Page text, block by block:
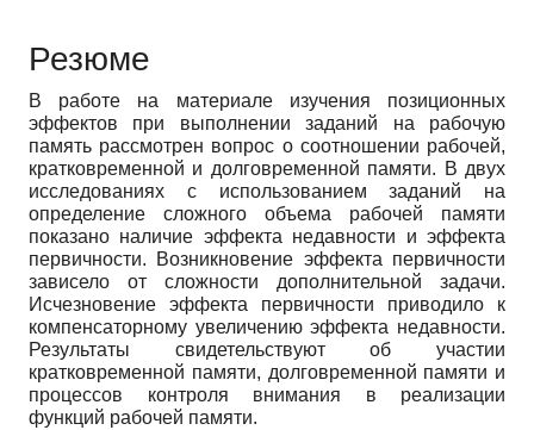
Резюме
В работе на материале изучения позиционных
эффектов при выполнении заданий на рабочую
память рассмотрен вопрос о соотношении рабочей,
кратковременной и долговременной памяти. В двух
исследованиях с использованием заданий на
определение сложного объема рабочей памяти
показано наличие эффекта недавности и эффекта
первичности. Возникновение эффекта первичности
зависело от сложности дополнительной задачи.
Исчезновение эффекта первичности приводило к
компенсаторному увеличению эффекта недавности.
Результаты свидетельствуют об участии
кратковременной памяти, долговременной памяти и
процессов контроля внимания в реализации
функций рабочей памяти.